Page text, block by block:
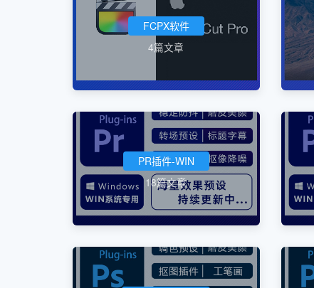
FCPX软件
4篇文章
PR插件-WIN
18篇文章